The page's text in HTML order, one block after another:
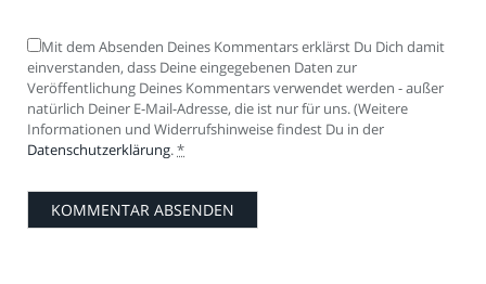
Mit dem Absenden Deines Kommentars erklärst Du Dich damit
einverstanden, dass Deine eingegebenen Daten zur
Veröffentlichung Deines Kommentars verwendet werden - außer
natürlich Deiner E-Mail-Adresse, die ist nur für uns. (Weitere
Informationen und Widerrufshinweise findest Du in der
Datenschutzerklärung.*